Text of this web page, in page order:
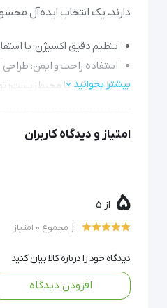
دارند، یک انتخاب ایده‌آل
تنظیم دقیق اکسیژن: با
استفاده راحت و ایمن:
مواد سازگار با
عمر مفید طولانی: دوره استریلیزاسیون ۵ ساله و بدنه مقاوم در برابر خم‌شدگی، دوام و قابلیت
که تحت
جریان 100 درصد اکسیژن از طریق ماسک به میزان کنترل شده ای یعنی چیزی حدود 21 درصد اکسیژن را به خود اختصاص می دهد.
بیشتر بخوانید
امتیاز و دیدگاه کاربران
5 از 5
از مجموع 0 امتیاز
دیدگاه خود را درباره کالا بیان کنید
افزودن دیدگاه